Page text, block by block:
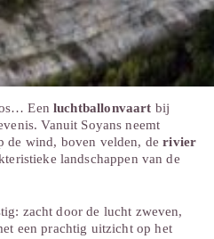
Een luchtballonvaart bij
Vanuit Soyans neemt
de wind, boven velden, derivier
landschappen van de
zacht door de lucht zweven,
een prachtig uitzicht op het